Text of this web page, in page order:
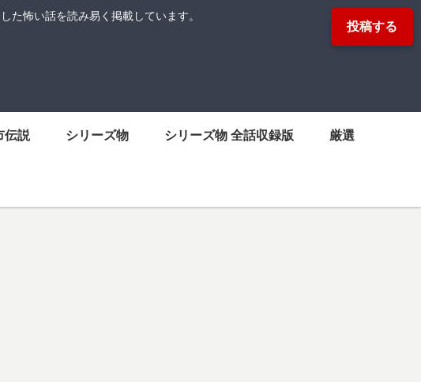
投稿する
た怖い話を読み易く掲載しています。
伝説 シリーズ物 シリーズ物 全話収録版 厳選